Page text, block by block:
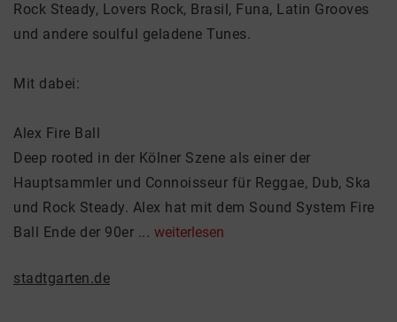
Rock Steady, Lovers Rock, Brasil, Funa, Latin Grooves
und andere soulful geladene Tunes.
Mit dabei:
Alex Fire Ball
Deep rooted in der Kölner Szene als einer der
Hauptsammler und Connoisseur für Reggae, Dub, Ska
und Rock Steady. Alex hat mit dem Sound System Fire
Ball Ende der 90er ... weiterlesen
stadtgarten.de